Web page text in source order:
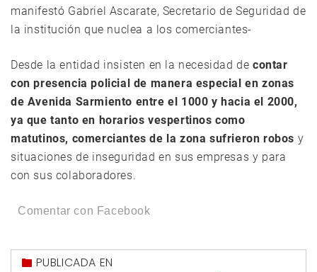
manifestó Gabriel Ascarate, Secretario de Seguridad de
la institución que nuclea a los comerciantes-
Desde la entidad insisten en la necesidad de contar
con presencia policial de manera especial en zonas
de Avenida Sarmiento entre el 1000 y hacia el 2000,
ya que tanto en horarios vespertinos como
matutinos, comerciantes de la zona sufrieron robos y
situaciones de inseguridad en sus empresas y para
con sus colaboradores.
Comentar con Facebook
PUBLICADA EN